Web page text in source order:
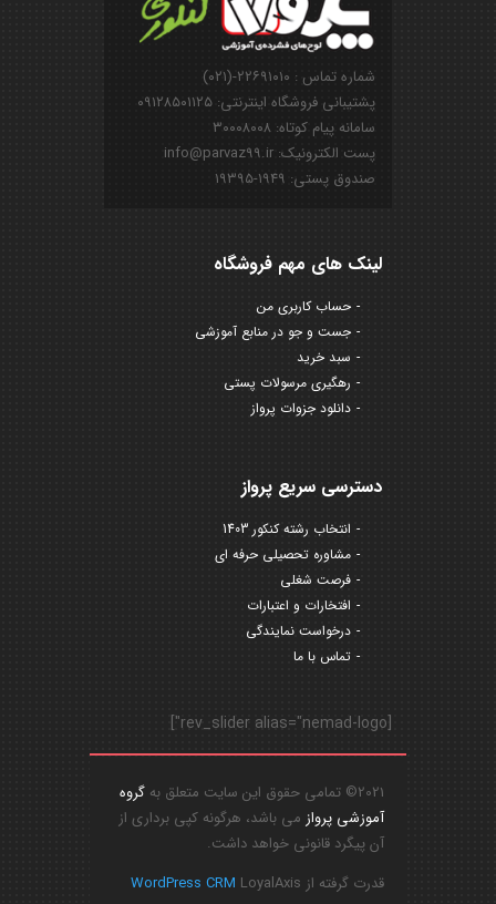
شماره تماس : ۲۲۶۹۱۰۱۰-(۰۲۱)
پشتیبانی فروشگاه اینترنتی: ۰۹۱۲۸۵۰۱۱۲۵
سامانه پیام کوتاه: ۳۰۰۰۸۰۰۸
پست الکترونیک: info@parvaz99.ir
صندوق پستی: ۱۹۴۹-۱۹۳۹۵
لینک های مهم فروشگاه
حساب کاربری من
جست و جو در منابع آموزشی
سبد خرید
رهگیری مرسولات پستی
دانلود جزوات پرواز
دسترسی سریع پرواز
انتخاب رشته کنکور 1403
مشاوره تحصیلی حرفه ای
فرصت شغلی
افتخارات و اعتبارات
درخواست نمایندگی
تماس با ما
[rev_slider alias="nemad-logo"]
2021© تمامی حقوق این سایت متعلق به
گروه
آموزشی پرواز می باشد، هرگونه کپی برداری از
آن پیگرد قانونی خواهد داشت.
قدرت گرفته از
WordPress CRM LoyalAxis